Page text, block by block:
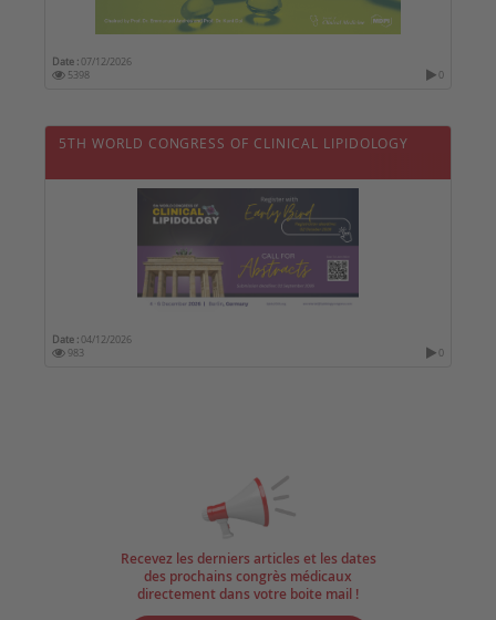
Date :07/12/2026
5398
0
5TH WORLD CONGRESS OF CLINICAL LIPIDOLOGY
Date :04/12/2026
983
0
Recevez les derniers articles et les dates
des prochains congrès médicaux
directement dans votre boite mail !